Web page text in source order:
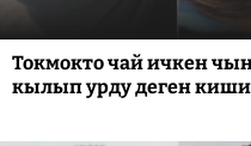
Токмокто чай ичкен
кылып урду деген